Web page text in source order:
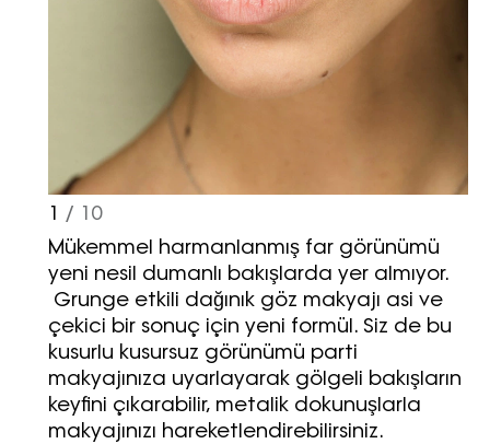
1 / 10
Mükemmel harmanlanmış far görünümü
yeni nesil dumanlı bakışlarda yer almıyor.
Grunge etkili dağınık göz makyajı asi ve
çekici bir sonuç için yeni formül. Siz de bu
kusurlu kusursuz görünümü parti
makyajınıza uyarlayarak gölgeli bakışların
keyfini çıkarabilir, metalik dokunuşlarla
makyajınızı hareketlendirebilirsiniz.